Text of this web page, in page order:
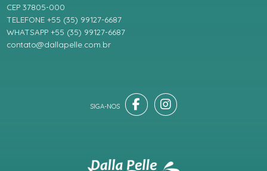
CEP 37805-000
TELEFONE +55 (35) 99127-6687
WHATSAPP +55 (35) 99127-6687
contato@dallapelle.com.br